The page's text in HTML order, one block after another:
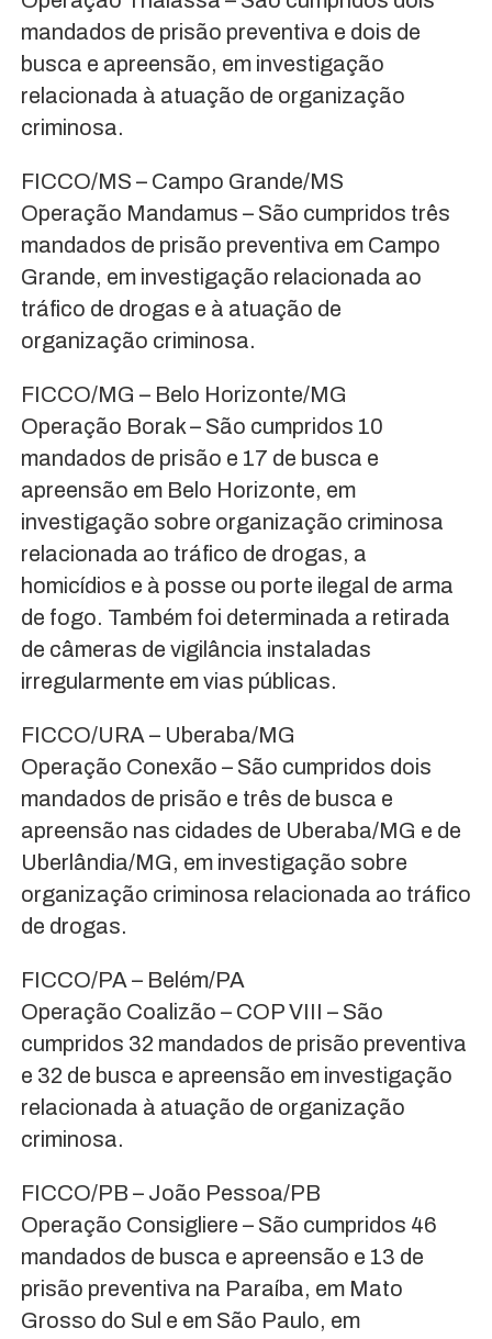
mandados de prisão preventiva e dois de
busca e apreensão, em investigação
relacionada à atuação de organização
criminosa.
FICCO/MS – Campo Grande/MS
Operação Mandamus – São cumpridos três
mandados de prisão preventiva em Campo
Grande, em investigação relacionada ao
tráfico de drogas e à atuação de
organização criminosa.
FICCO/MG – Belo Horizonte/MG
Operação Borak – São cumpridos 10
mandados de prisão e 17 de busca e
apreensão em Belo Horizonte, em
investigação sobre organização criminosa
relacionada ao tráfico de drogas, a
homicídios e à posse ou porte ilegal de arma
de fogo. Também foi determinada a retirada
de câmeras de vigilância instaladas
irregularmente em vias públicas.
FICCO/URA – Uberaba/MG
Operação Conexão – São cumpridos dois
mandados de prisão e três de busca e
apreensão nas cidades de Uberaba/MG e de
Uberlândia/MG, em investigação sobre
organização criminosa relacionada ao tráfico
de drogas.
FICCO/PA – Belém/PA
Operação Coalizão – COP VIII – São
cumpridos 32 mandados de prisão preventiva
e 32 de busca e apreensão em investigação
relacionada à atuação de organização
criminosa.
FICCO/PB – João Pessoa/PB
Operação Consigliere – São cumpridos 46
mandados de busca e apreensão e 13 de
prisão preventiva na Paraíba, em Mato
Grosso do Sul e em São Paulo, em